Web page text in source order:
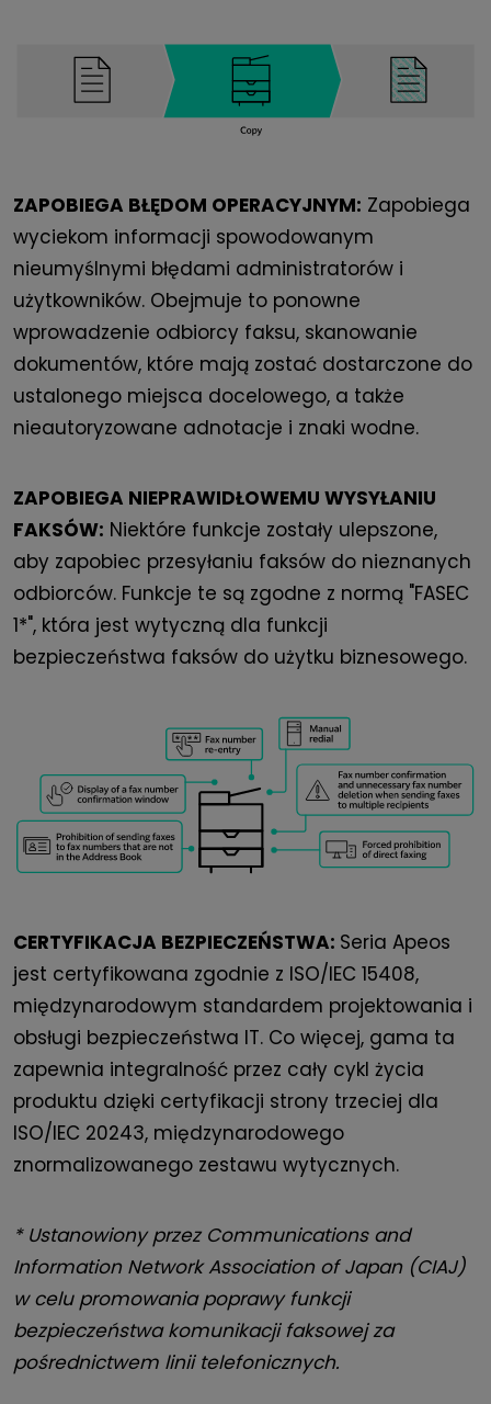
ZAPOBIEGA BŁĘDOM OPERACYJNYM: Zapobiega
wyciekom informacji spowodowanym
nieumyślnymi błędami administratorów i
użytkowników. Obejmuje to ponowne
wprowadzenie odbiorcy faksu, skanowanie
dokumentów, które mają zostać dostarczone do
ustalonego miejsca docelowego, a także
nieautoryzowane adnotacje i znaki wodne.
ZAPOBIEGA NIEPRAWIDŁOWEMU WYSYŁANIU
FAKSÓW: Niektóre funkcje zostały ulepszone,
aby zapobiec przesyłaniu faksów do nieznanych
odbiorców. Funkcje te są zgodne z normą "FASEC
1*", która jest wytyczną dla funkcji
bezpieczeństwa faksów do użytku biznesowego.
CERTYFIKACJA BEZPIECZEŃSTWA: Seria Apeos
jest certyfikowana zgodnie z ISO/IEC 15408,
międzynarodowym standardem projektowania i
obsługi bezpieczeństwa IT. Co więcej, gama ta
zapewnia integralność przez cały cykl życia
produktu dzięki certyfikacji strony trzeciej dla
ISO/IEC 20243, międzynarodowego
znormalizowanego zestawu wytycznych.
* Ustanowiony przez Communications and
Information Network Association of Japan (CIAJ)
w celu promowania poprawy funkcji
bezpieczeństwa komunikacji faksowej za
pośrednictwem linii telefonicznych.